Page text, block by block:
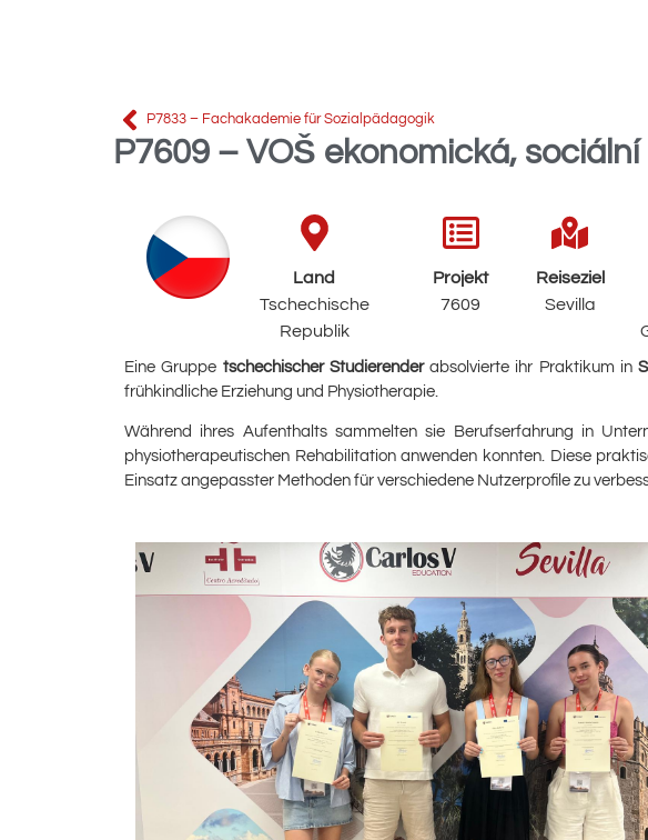
P7833 – Fachakademie für Sozialpädagogik
P7609 – VOŠ ekonomická,
Eine Gruppe tschechischer Studierenderabsolvierte ihr Praktikum in
frühkindliche Erziehung und Physiotherapie.
Während ihres Aufenthalts sammelten sie Berufserfahrung in
physiotherapeutischen Rehabilitation anwenden konnten. Diese
Einsatz angepasster Methoden für verschiedene Nutzerprofile zu
Land
Tschechische
Republik
Projekt
7609
Reiseziel
Sevilla